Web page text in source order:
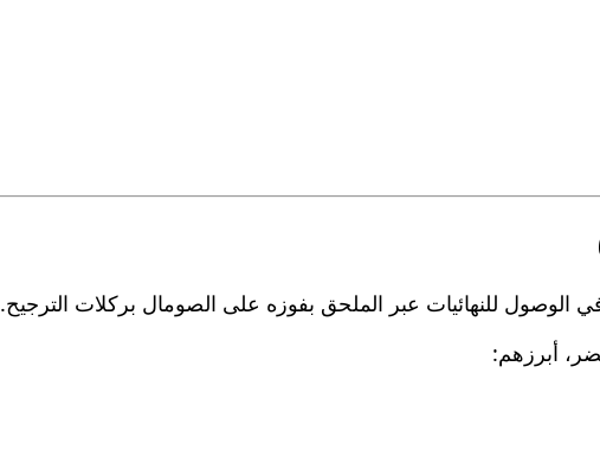
الوصول للنهائيات عبر الملحق بفوزه على الصومال بركلات الترجيح.
أبرزهم: